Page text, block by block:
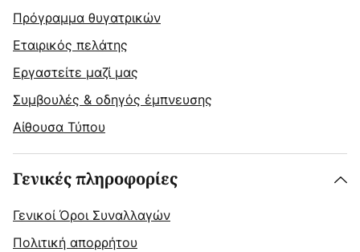
Πρόγραμμα θυγατρικών
Εταιρικός πελάτης
Εργαστείτε μαζί μας
Συμβουλές & οδηγός έμπνευσης
Αίθουσα Τύπου
Γενικές πληροφορίες
Γενικοί Όροι Συναλλαγών
Πολιτική απορρήτου